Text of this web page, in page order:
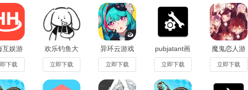
议，保持游戏的新鲜感和活力。
、设施、道路等都需要消耗相应的游戏资源。
相应的游戏资源，才能完成乐园的建设。
完成任务可以获得相应的奖励和经验值。
互娱游
子app
最新版
安
版
下载
欢乐钓鱼大
师科技辅助
免费版(AIY
钓鱼插
件)1.0.0
立即下载
异环云游戏
下载(云异
环)v1.1.0 中
文版
立即下载
pubjatant画
质修改器
v2.26.5.0
立即下载
魔鬼恋人游
戏官方正版
立即下载